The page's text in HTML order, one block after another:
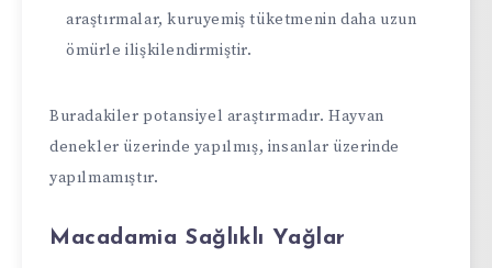
araştırmalar, kuruyemiş tüketmenin daha uzun
ömürle ilişkilendirmiştir.
Buradakiler potansiyel araştırmadır. Hayvan
denekler üzerinde yapılmış, insanlar üzerinde
yapılmamıştır.
Macadamia Sağlıklı Yağlar